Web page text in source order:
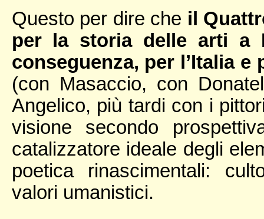
Questo per dire che il
per la storia delle arti a
conseguenza, per l’Italia e
(con Masaccio, con
Angelico, più tardi con i
visione secondo
catalizzatore ideale degli
poetica rinascimentali:
valori umanistici.